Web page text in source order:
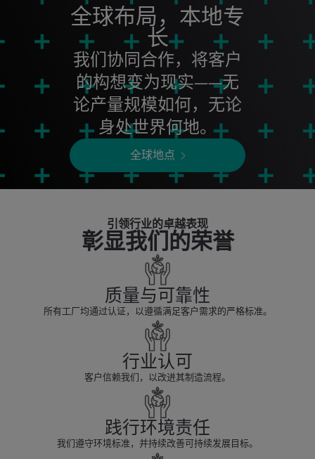
全球布局，本地专
长
我们协同合作，将客户
的构想变为现实——无
论产量规模如何，无论
身处世界何地。
全球地点
引领行业的卓越表现
彰显我们的荣誉
质量与可靠性
所有工厂均通过认证，以遵循满足客户需求的严格标准。
行业认可
客户信赖我们，以改进其制造流程。
践行环境责任
我们遵守环境标准，并持续改善可持续发展目标。